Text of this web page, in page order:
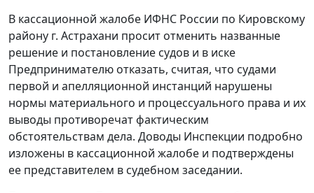
В кассационной жалобе ИФНС России по Кировскому
району г. Астрахани просит отменить названные
решение и постановление судов и в иске
Предпринимателю отказать, считая, что судами
первой и апелляционной инстанций нарушены
нормы материального и процессуального права и их
выводы противоречат фактическим
обстоятельствам дела. Доводы Инспекции подробно
изложены в кассационной жалобе и подтверждены
ее представителем в судебном заседании.